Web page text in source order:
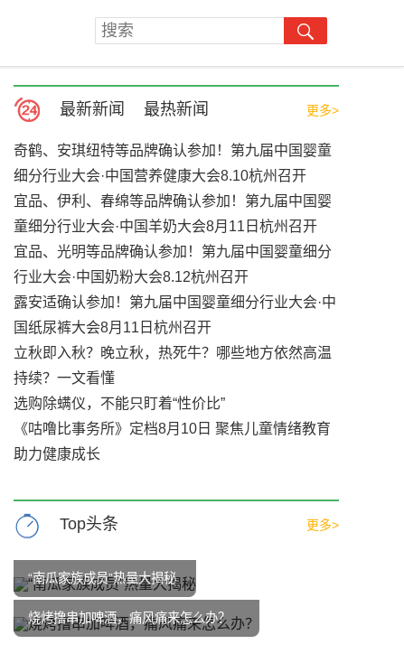
最新新闻 最热新闻 更多>
奇鹤、安琪纽特等品牌确认参加！第九届中国婴童
细分行业大会·中国营养健康大会8.10杭州召开
宜品、伊利、春绵等品牌确认参加！第九届中国婴
童细分行业大会·中国羊奶大会8月11日杭州召开
宜品、光明等品牌确认参加！第九届中国婴童细分
行业大会·中国奶粉大会8.12杭州召开
露安适确认参加！第九届中国婴童细分行业大会·中
国纸尿裤大会8月11日杭州召开
立秋即入秋？晚立秋，热死牛？哪些地方依然高温
持续？一文看懂
选购除螨仪，不能只盯着“性价比”
《咕噜比事务所》定档8月10日 聚焦儿童情绪教育
助力健康成长
Top头条 更多>
“南瓜家族成员”热量大揭秘
烧烤撸串加啤酒，痛风痛来怎么办？